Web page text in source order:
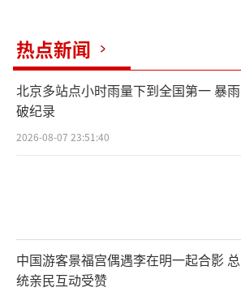
热点新闻
北京多站点小时雨量下到全国第一 暴雨
破纪录
2026-08-07 23:51:40
中国游客景福宫偶遇李在明一起合影 总
统亲民互动受赞